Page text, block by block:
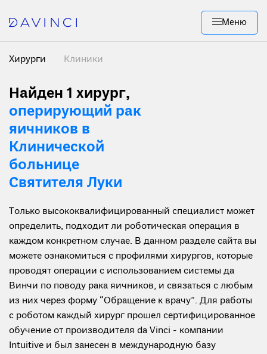
Меню
Хирурги Клиники
Найден 1 хирург,
оперирующий рак
яичников в
Клинической
больнице
Святителя Луки
Только высококвалифицированный специалист может
определить, подходит ли роботическая операция в
каждом конкретном случае. В данном разделе сайта вы
можете ознакомиться с профилями хирургов, которые
проводят операции с использованием системы да
Винчи по поводу рака яичников, и связаться с любым
из них через форму “Обращение к врачу”. Для работы
с роботом каждый хирург прошел сертифицированное
обучение от производителя da Vinci - компании
Intuitive и был занесен в международную базу